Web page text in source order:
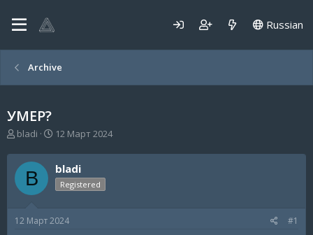
Russian
Archive
УМЕР?
А
т
о
р
м
bladi
Д
т
а
а
12 Март 2024
B bladi
Registered
12 Март 2024 #1